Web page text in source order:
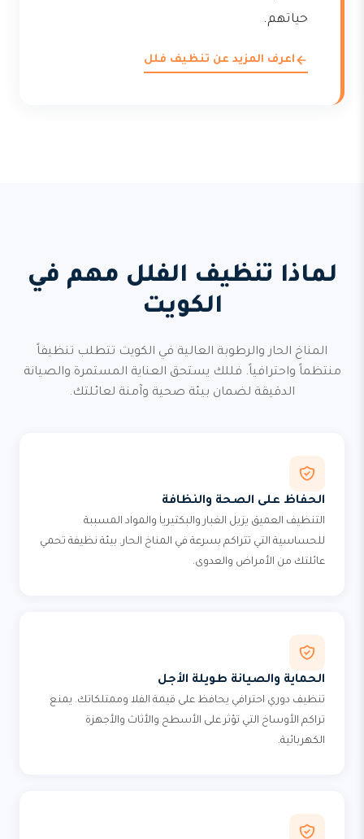
حياتهم.
اعرف المزيد عن تنظيف فلل
لماذا تنظيف الفلل مهم في
الكويت
المناخ الحار والرطوبة العالية في الكويت تتطلب تنظيفاً
منتظماً واحترافياً. فللك يستحق العناية المستمرة والصيانة
الدقيقة لضمان بيئة صحية وآمنة لعائلتك.
الحفاظ على الصحة والنظافة
التنظيف العميق يزيل الغبار والبكتيريا والمواد المسببة
للحساسية التي تتراكم بسرعة في المناخ الحار. بيئة نظيفة تحمي
عائلتك من الأمراض والعدوى.
الحماية والصيانة طويلة الأجل
تنظيف دوري احترافي يحافظ على قيمة الفلا وممتلكاتك. يمنع
تراكم الأوساخ التي تؤثر على الأسطح والأثاث والأجهزة
الكهربائية.